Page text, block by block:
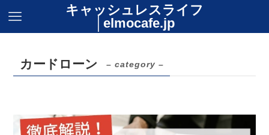
キャッシュレスライフ
│elmocafe.jp
カードローン – category –